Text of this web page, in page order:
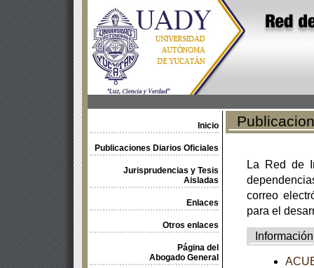
Inicio
Publicaciones Diarios Oficiales
Jurisprudencias y Tesis
Aisladas
Enlaces
Otros enlaces
Página del
Abogado General
La Red de
correo
para el
Información